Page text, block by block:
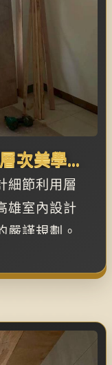
次美學，
家空間
細節利用層
雄室內設計
嚴謹規劃。